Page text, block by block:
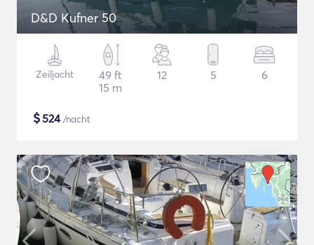
D&D Kufner 50
Zeiljacht
49 ft
15 m
12 5 6
$524/nacht